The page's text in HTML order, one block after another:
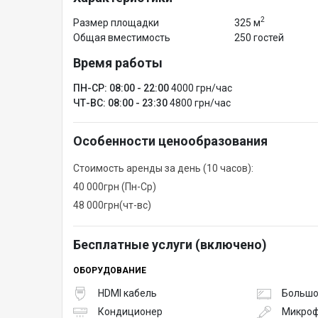
0 этаж. Общая площадь – 456,08 м²
Отдельные выходы на улицу и в парковую зону
Зал укрытия — события в безопасном режиме
Йога-зал — для практик, воркшопов, тренингов.
Тренажерный зал
Размер площадки 325 м2
Общая вместимость 250 гостей
Время работы
ПН-СР: 08:00 - 22:004000 грн/час
ЧТ-ВС: 08:00 - 23:304800 грн/час
Особенности ценообразования
Стоимость аренды за день (10 часов):
40 000грн (Пн-Ср)
48 000грн(чт-вс)
Бесплатные услуги (включено)
ОБОРУДОВАНИЕ
HDMI кабель
Кондиционер